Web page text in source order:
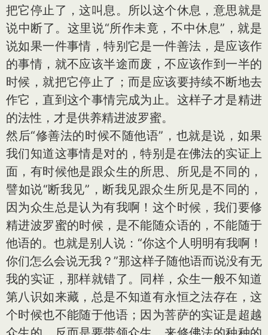
把它停止了，这叫息。所以这个休息，意思就是
说中断了。这里说“所作未竟，不中休息”，就是
说如果一件事情，特别它是一件善法，是应该作
的事情，就不应该半途而废，不应该作到一半的
时候，就把它停止了；而是应该要持续不断地去
作它，直到这个事情完成为止。这样子才是精进
的法性，才是供养精进波罗蜜。
然后“修善法的时候不随他语”，也就是说，如果
我们知道这事情是对的，特别是在佛法的实证上
面，有时候他是跟众生的所思、所见是不同的，
譬如说“断我见”，断我见跟众生所见是不同的，
因为众生总是认为有我啊！这个时候，我们要修
精进波罗蜜的时候，是不能随众语的，不能随于
他语的。也就是别人说：“你这个人明明有我啊！
你们怎么会说无我？”那这样子随他语而说没有无
我的实证，那样就错了。同样，众生一般不知道
第八识如来藏，总是不知道有永恒之法存在，这
个时候也不能随于他语；因为菩萨的实证是超越